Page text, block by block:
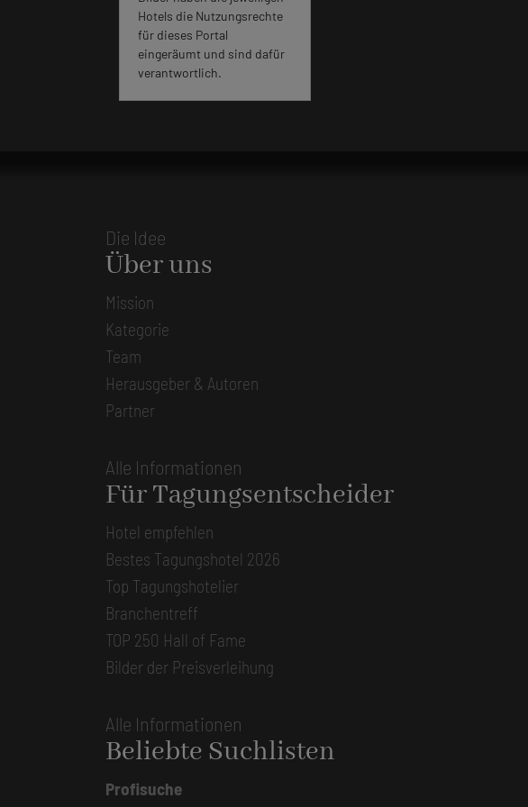
Hotels die Nutzungsrechte
für dieses Portal
eingeräumt und sind dafür
verantwortlich.
Die Idee
Über uns
Mission
Kategorie
Team
Herausgeber & Autoren
Partner
Alle Informationen
Für Tagungsentscheider
Hotel empfehlen
Bestes Tagungshotel 2026
Top Tagungshotelier
Branchentreff
TOP 250 Hall of Fame
Bilder der Preisverleihung
Alle Informationen
Beliebte Suchlisten
Profisuche